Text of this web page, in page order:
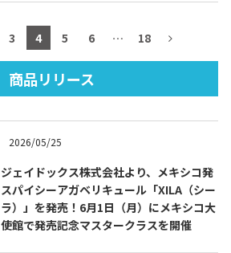
テキーラマーケット
テキーラマップ
3 4 5 6 … 18
商品リリース
2026/05/25
ジェイドックス株式会社より、メキシコ発
スパイシーアガベリキュール「XILA（シー
ラ）」を発売！6月1日（月）にメキシコ大
使館で発売記念マスタークラスを開催